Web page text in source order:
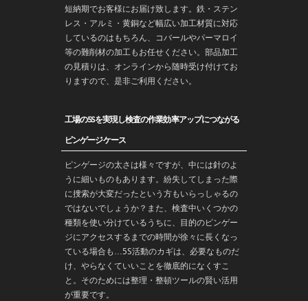
短納期でお客様にお届け致します。鉄・ステン
レス・アルミ・黄銅など幅広い加工材質に対応
しているのはもちろん、コバールやパーマロイ
等の難削材の加工もお任せください。部品加工
の見積りは、オンラインから随時受け付けてお
りますので、是非ご利用ください。
工場の5Sを実現し検査の作業効率アップにつながる
ピンゲージケース
ピンゲージの太さは様々ですが、中には針のよ
うに細いものもあります。紛失してしまった際
に捜索が大変だったという方もいらっしゃるの
ではないでしょうか？また、検査中いくつかの
種類を使い分けているうちに、目的のピンゲー
ジにアクセスするまでの時間が徐々に長くなっ
ている場合も…5S活動のカギは、必要なものだ
け、やらなくていいことを徹底的になくすこ
と。そのためには整理・整頓ツールの賢い活用
が重要です。